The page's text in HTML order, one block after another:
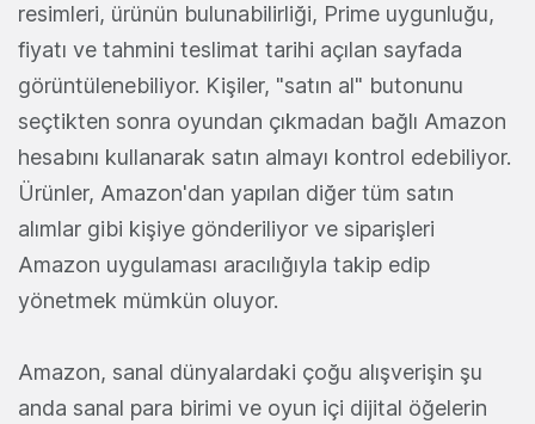
resimleri, ürünün bulunabilirliği, Prime uygunluğu,
fiyatı ve tahmini teslimat tarihi açılan sayfada
görüntülenebiliyor. Kişiler, "satın al" butonunu
seçtikten sonra oyundan çıkmadan bağlı Amazon
hesabını kullanarak satın almayı kontrol edebiliyor.
Ürünler, Amazon'dan yapılan diğer tüm satın
alımlar gibi kişiye gönderiliyor ve siparişleri
Amazon uygulaması aracılığıyla takip edip
yönetmek mümkün oluyor.
Amazon, sanal dünyalardaki çoğu alışverişin şu
anda sanal para birimi ve oyun içi dijital öğelerin